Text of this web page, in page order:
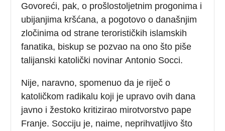
Govoreći, pak, o prošlostoljetnim progonima i
ubijanjima kršćana, a pogotovo o današnjim
zločinima od strane terorističkih islamskih
fanatika, biskup se pozvao na ono što piše
talijanski katolički novinar Antonio Socci.
Nije, naravno, spomenuo da je riječ o
katoličkom radikalu koji je upravo ovih dana
javno i žestoko kritizirao mirotvorstvo pape
Franje. Socciju je, naime, neprihvatljivo što